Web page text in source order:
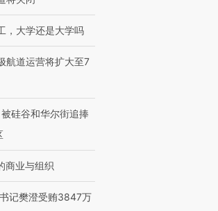
，大学还是大学吗
航道运营将扩大至7
硅谷和华尔街追捧
商业与组织
记樊澄受贿3847万